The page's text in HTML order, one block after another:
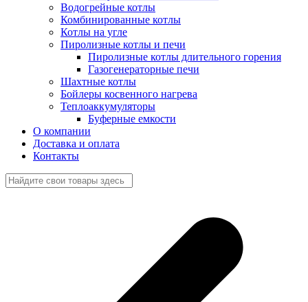
Водогрейные котлы
Комбинированные котлы
Котлы на угле
Пиролизные котлы и печи
Пиролизные котлы длительного горения
Газогенераторные печи
Шахтные котлы
Бойлеры косвенного нагрева
Теплоаккумуляторы
Буферные емкости
О компании
Доставка и оплата
Контакты